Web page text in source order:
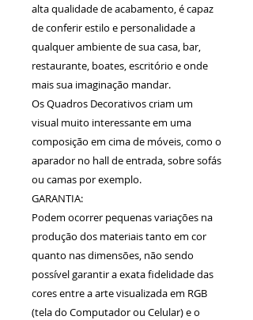
alta qualidade de acabamento, é capaz
de conferir estilo e personalidade a
qualquer ambiente de sua casa, bar,
restaurante, boates, escritório e onde
mais sua imaginação mandar.
Os Quadros Decorativos criam um
visual muito interessante em uma
composição em cima de móveis, como o
aparador no hall de entrada, sobre sofás
ou camas por exemplo.
GARANTIA:
Podem ocorrer pequenas variações na
produção dos materiais tanto em cor
quanto nas dimensões, não sendo
possível garantir a exata fidelidade das
cores entre a arte visualizada em RGB
(tela do Computador ou Celular) e o